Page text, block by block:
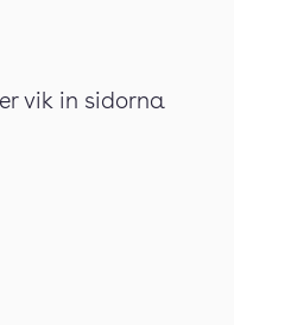
vik in sidorna